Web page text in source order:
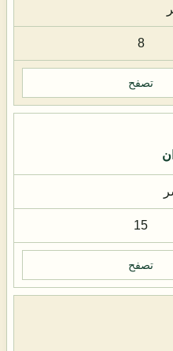
8
تصفح
15
تصفح